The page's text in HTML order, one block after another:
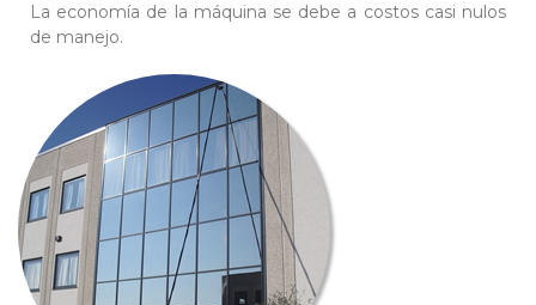
La economía de la máquina se debe a costos casi nulos
de manejo.